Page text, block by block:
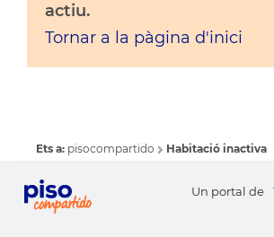
actiu.
Tornar a la pàgina d'inici
Ets a: pisocompartido Habitació inactiva
Un portal de